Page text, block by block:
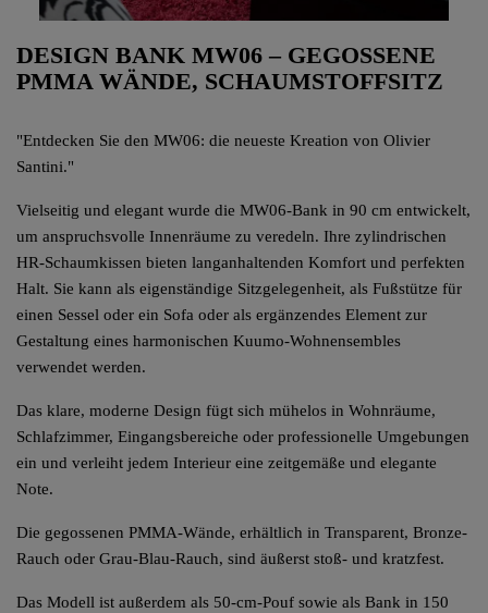
DESIGN BANK MW06 – GEGOSSENE
PMMA WÄNDE, SCHAUMSTOFFSITZ
"Entdecken Sie den MW06: die neueste Kreation von Olivier
Santini."
Vielseitig und elegant wurde die MW06-Bank in 90 cm entwickelt,
um anspruchsvolle Innenräume zu veredeln. Ihre zylindrischen
HR-Schaumkissen bieten langanhaltenden Komfort und perfekten
Halt. Sie kann als eigenständige Sitzgelegenheit, als Fußstütze für
einen Sessel oder ein Sofa oder als ergänzendes Element zur
Gestaltung eines harmonischen Kuumo-Wohnensembles
verwendet werden.
Das klare, moderne Design fügt sich mühelos in Wohnräume,
Schlafzimmer, Eingangsbereiche oder professionelle Umgebungen
ein und verleiht jedem Interieur eine zeitgemäße und elegante
Note.
Die gegossenen PMMA-Wände, erhältlich in Transparent, Bronze-
Rauch oder Grau-Blau-Rauch, sind äußerst stoß- und kratzfest.
Das Modell ist außerdem als 50-cm-Pouf sowie als Bank in 150